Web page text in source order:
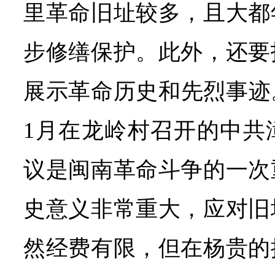
里革命旧址较多，且大
步修缮保护。此外，还
展示革命历史和先烈事
1月在龙岭村召开的中
议是闽南革命斗争的一
史意义非常重大，应对
然经费有限，但在杨贵